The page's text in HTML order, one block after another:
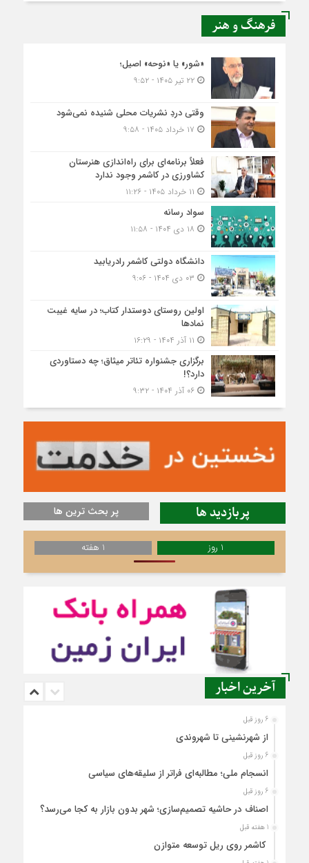
فرهنگ و هنر
«شور» یا «نوحه» اصیل؛
۲۲ تیر ۱۴۰۵ - ۹:۵۲
وقتی دردِ نشریات محلی شنیده نمی‌شود
فعلاً برنامه‌ای برای راه‌اندازی هنرستان
کشاورزی در کاشمر وجود ندارد
سواد رسانه
دانشگاه دولتی کاشمر‌ رادریابید
اولین روستای دوستدار کتاب؛ در سایه غیبت
نمادها
برگزاری جشنواره تئاتر میثاق؛ چه دستاوردی
دارد؟!
۰۶ آذر ۱۴۰۴ - ۹:۳۲
پربازدید ها پر بحث ترین ها
1 روز 1 هفته
آخرین اخبار
6 روز قبل
از شهرنشینی تا شهروندی
6 روز قبل
انسجام ملی؛ مطالبه‌ای فراتر از سلیقه‌های سیاسی
6 روز قبل
اصناف در حاشیه تصمیم‌سازی؛ شهر بدون بازار به کجا می‌رسد؟
1 هفته قبل
کاشمر روی ریل توسعه متوازن